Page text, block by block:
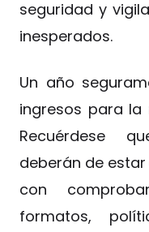
seguridad y
inesperados.
Un año
ingresos para la
Recuérdese
deberán de
con
formatos,